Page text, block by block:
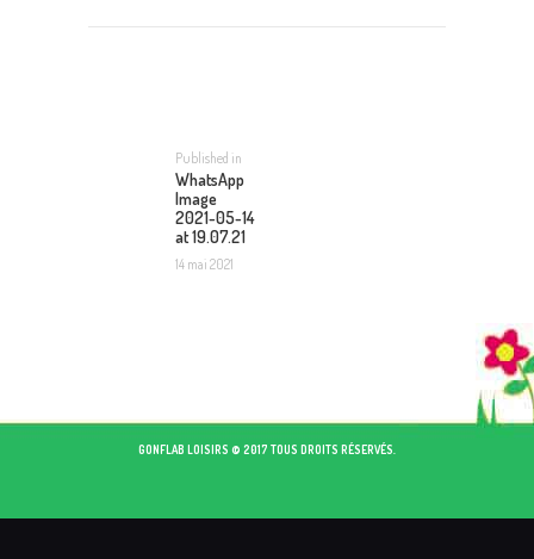
L’ARTICLE
Published in
post:
WhatsApp
Image
2021-05-14
at 19.07.21
14 mai 2021
GONFLAB LOISIRS © 2017 TOUS DROITS RÉSERVÉS.